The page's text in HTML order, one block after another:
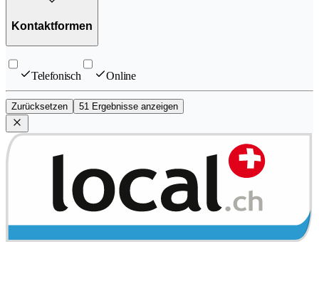
Kontaktformen
Telefonisch Online
Zurücksetzen 51 Ergebnisse anzeigen